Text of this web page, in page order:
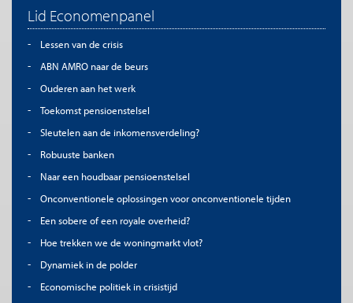
Lid Economenpanel
Lessen van de crisis
ABN AMRO naar de beurs
Ouderen aan het werk
Toekomst pensioenstelsel
Sleutelen aan de inkomensverdeling?
Robuuste banken
Naar een houdbaar pensioenstelsel
Onconventionele oplossingen voor onconventionele tijden
Een sobere of een royale overheid?
Hoe trekken we de woningmarkt vlot?
Dynamiek in de polder
Economische politiek in crisistijd